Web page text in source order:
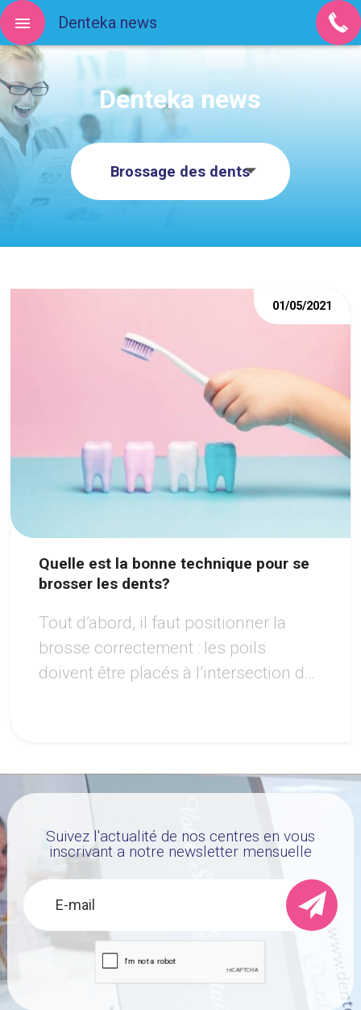
Denteka news
Brossage des dents
Quelle est la bonne technique pour se
brosser les dents?
01/05/2021
Tout d’abord, il faut positionner la
brosse correctement : les poils
doivent être placés à l’intersection de
Suivez l'actualité de nos centres en vous
inscrivant a notre newsletter mensuelle
Denteka news